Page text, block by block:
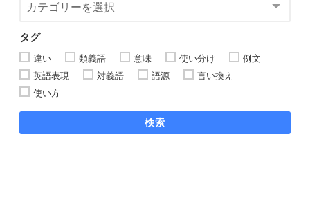
タグ
違い 類義語 意味 使い分け
例文
英語表現
対義語 語源
言い換え
使い方
検索